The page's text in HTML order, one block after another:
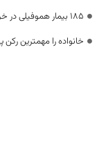
۱۸۵ بیمار هموفیلی در خراسان جنوبی تحت پوشش خدمات بیمه سلامت قرار دارند
خانواده را مهمترین